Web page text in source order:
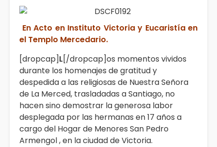
En Acto en Instituto Victoria y Eucaristía en
el Templo Mercedario.
[dropcap]L[/dropcap]os momentos vividos
durante los homenajes de gratitud y
despedida a las religiosas de Nuestra Señora
de La Merced, trasladadas a Santiago, no
hacen sino demostrar la generosa labor
desplegada por las hermanas en 17 años a
cargo del Hogar de Menores San Pedro
Armengol , en la ciudad de Victoria.